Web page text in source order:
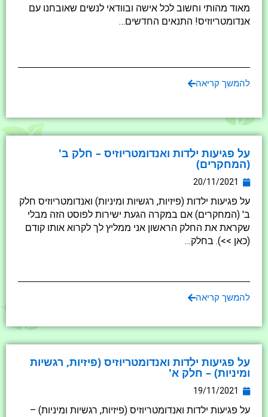
מאוד מהותי וחשוב לכל אישה ובוודאי לנשים שאובחנו עם
אנדומטריוזיס! התנאים החדשים…
להמשך קריאה
על פגיעות ילדות ואנדומטריוזיס – חלק ב'
(המחקרים)
20/11/2021
על פגיעות ילדות (פיזיות, רגשיות ומיניות) ואנדומטריוזיס חלק
ב' (המחקרים) אם במקרה הגעת ישירות לפוסט הזה מבלי
שקראת את החלק הראשון אני ממליץ לך לקרוא אותו קודם
(כאן >>). בחלק…
להמשך קריאה
על פגיעות ילדות ואנדומטריוזיס (פיזיות, רגשיות
ומיניות) – חלק א'
19/11/2021
על פגיעות ילדות ואנדומטריוזיס (פיזיות, רגשיות ומיניות) –